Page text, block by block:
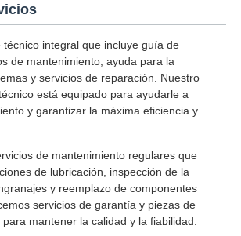
integral que incluye guía de
de mantenimiento, ayuda para la
y servicios de reparación. Nuestro
está equipado para ayudarle a
y garantizar la máxima eficiencia y
de mantenimiento regulares que
de lubricación, inspección de la
y reemplazo de componentes
servicios de garantía y piezas de
mantener la calidad y la fiabilidad.